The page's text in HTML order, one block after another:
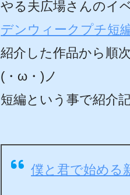
やる夫広場さんのイ
デンウィークプチ短
紹介した作品から順
(・ω・)ノ
短編という事で紹介
僕と君で始める